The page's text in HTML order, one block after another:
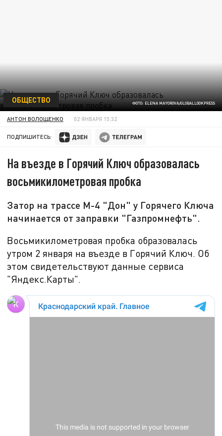
ФОТО: ELENA MAYOROVA/GLOBALLOOKPRESS
ОБЩЕСТВО
АНТОН ВОЛОЩЕНКО 02 ЯНВАРЯ 15:32
ПОДПИШИТЕСЬ:
На въезде в Горячий Ключ образовалась
восьмикилометровая пробка
Затор на трассе М-4 "Дон" у Горячего Ключа
начинается от заправки "Газпромнефть".
Восьмикилометровая пробка образовалась
утром 2 января на въезде в Горячий Ключ. Об
этом свидетельствуют данные сервиса
"Яндекс.Карты".